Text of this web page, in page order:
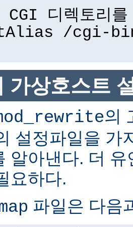
디렉토리를
/cgi-
가상호스트
의
설정파일을 가
알아낸다. 더
요하다.
파일은 다음